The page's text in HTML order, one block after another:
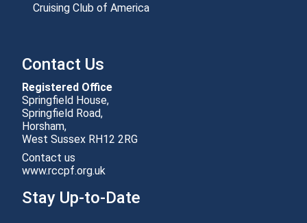
Cruising Club of America
Contact Us
Registered Office
Springfield House,
Springfield Road,
Horsham,
Contact us
www.rccpf.org.uk
Stay Up-to-Date